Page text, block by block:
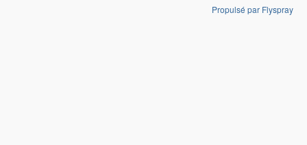
Propulsé par Flyspray